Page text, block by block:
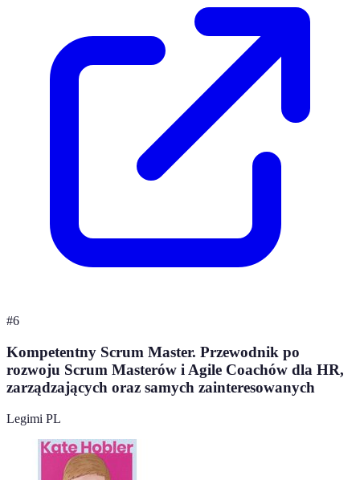
#6
Kompetentny Scrum Master. Przewodnik po
rozwoju Scrum Masterów i Agile Coachów dla HR,
zarządzających oraz samych zainteresowanych
Legimi PL